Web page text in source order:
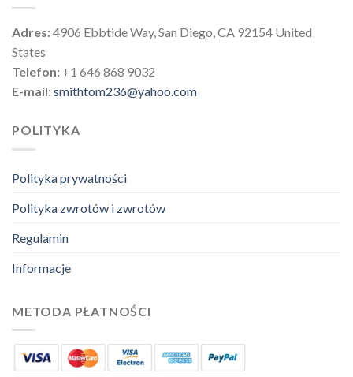
Adres:4906 Ebbtide Way, San Diego, CA 92154 United
States
Telefon: +1 646 868 9032
E-mail:smithtom236@yahoo.com
POLITYKA
Polityka prywatności
Polityka zwrotów i zwrotów
Regulamin
Informacje
METODA PŁATNOŚCI